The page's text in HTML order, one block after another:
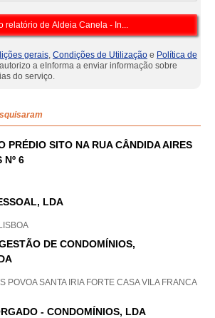
gerais, Condições de Utilização e Política de
a eInforma a enviar informação sobre
do serviço.
PRÉDIO SITO NA RUA CÂNDIDA AIRES
Nº 6
LDA
DE CONDOMÍNIOS,
POVOA SANTA IRIA FORTE CASA VILA FRANCA
- CONDOMÍNIOS, LDA